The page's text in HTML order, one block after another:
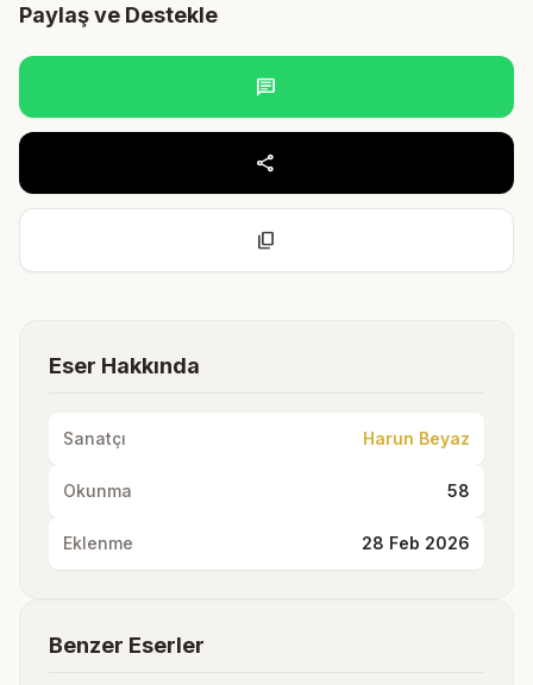
Paylaş ve Destekle
chat
share
content_copy
Eser Hakkında
Sanatçı Harun Beyaz
Okunma 58
Eklenme 28 Feb 2026
Benzer Eserler